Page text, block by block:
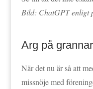
Bild: ChatGPT enligt
Arg på grannar
När det nu är så att
missnöje med